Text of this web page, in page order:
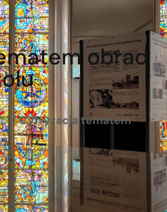
obrad
/Cyfryzacja tematem